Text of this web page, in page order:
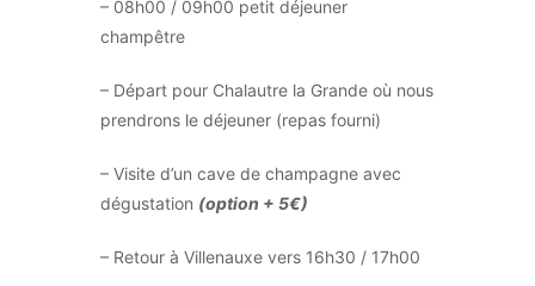
– 08h00 / 09h00 petit déjeuner
champêtre
– Départ pour Chalautre la Grande où nous
prendrons le déjeuner (repas fourni)
– Visite d’un cave de champagne avec
dégustation (option + 5€)
– Retour à Villenauxe vers 16h30 / 17h00